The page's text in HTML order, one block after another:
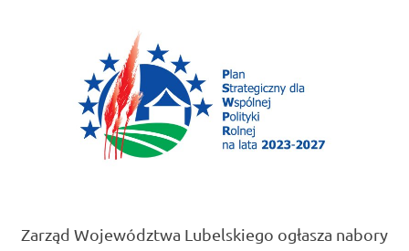
Zarząd Województwa Lubelskiego ogłasza nabory